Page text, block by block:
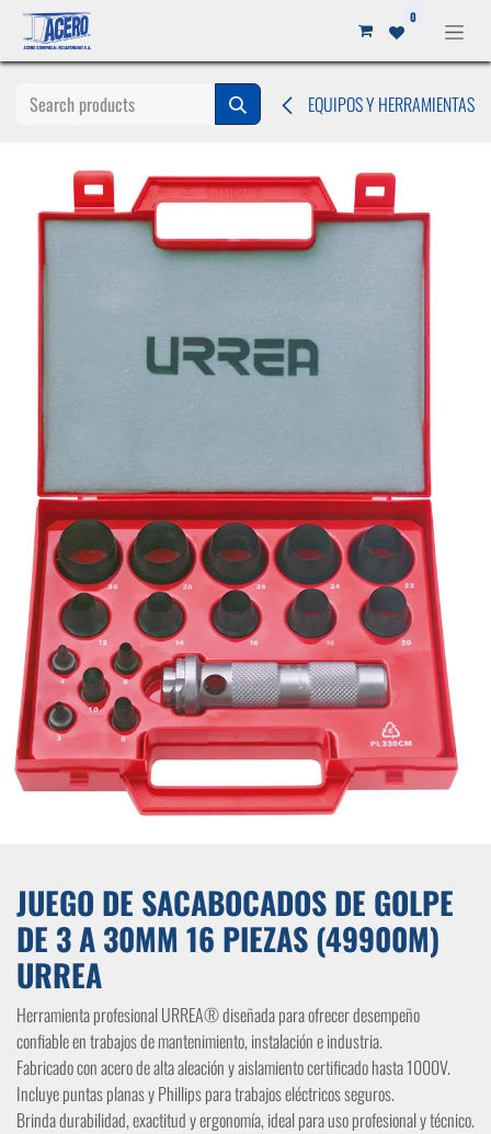
Ir al contenido 0
EQUIPOS Y HERRAMIENTAS
JUEGO DE SACABOCADOS DE GOLPE
DE 3 A 30MM 16 PIEZAS (49900M)
URREA
Herramienta profesional URREA® diseñada para ofrecer desempeño
confiable en trabajos de mantenimiento, instalación e industria.
Fabricado con acero de alta aleación y aislamiento certificado hasta 1000V.
Incluye puntas planas y Phillips para trabajos eléctricos seguros.
Brinda durabilidad, exactitud y ergonomía, ideal para uso profesional y técnico.